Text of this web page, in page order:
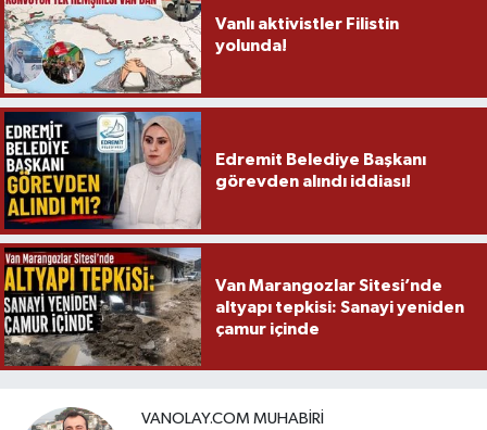
Vanlı aktivistler Filistin
yolunda!
Edremit Belediye Başkanı
görevden alındı iddiası!
Van Marangozlar Sitesi’nde
altyapı tepkisi: Sanayi yeniden
çamur içinde
VANOLAY.COM MUHABIRI